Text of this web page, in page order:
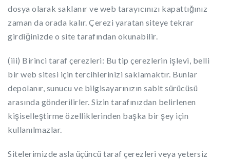
dosya olarak saklanır ve web tarayıcınızı kapattığınız
zaman da orada kalır. Çerezi yaratan siteye tekrar
girdiğinizde o site tarafından okunabilir.
(iii) Birinci taraf çerezleri: Bu tip çerezlerin işlevi, belli
bir web sitesi için tercihlerinizi saklamaktır. Bunlar
depolanır, sunucu ve bilgisayarınızın sabit sürücüsü
arasında gönderilirler. Sizin tarafınızdan belirlenen
kişiselleştirme özelliklerinden başka bir şey için
kullanılmazlar.
Sitelerimizde asla üçüncü taraf çerezleri veya yetersiz